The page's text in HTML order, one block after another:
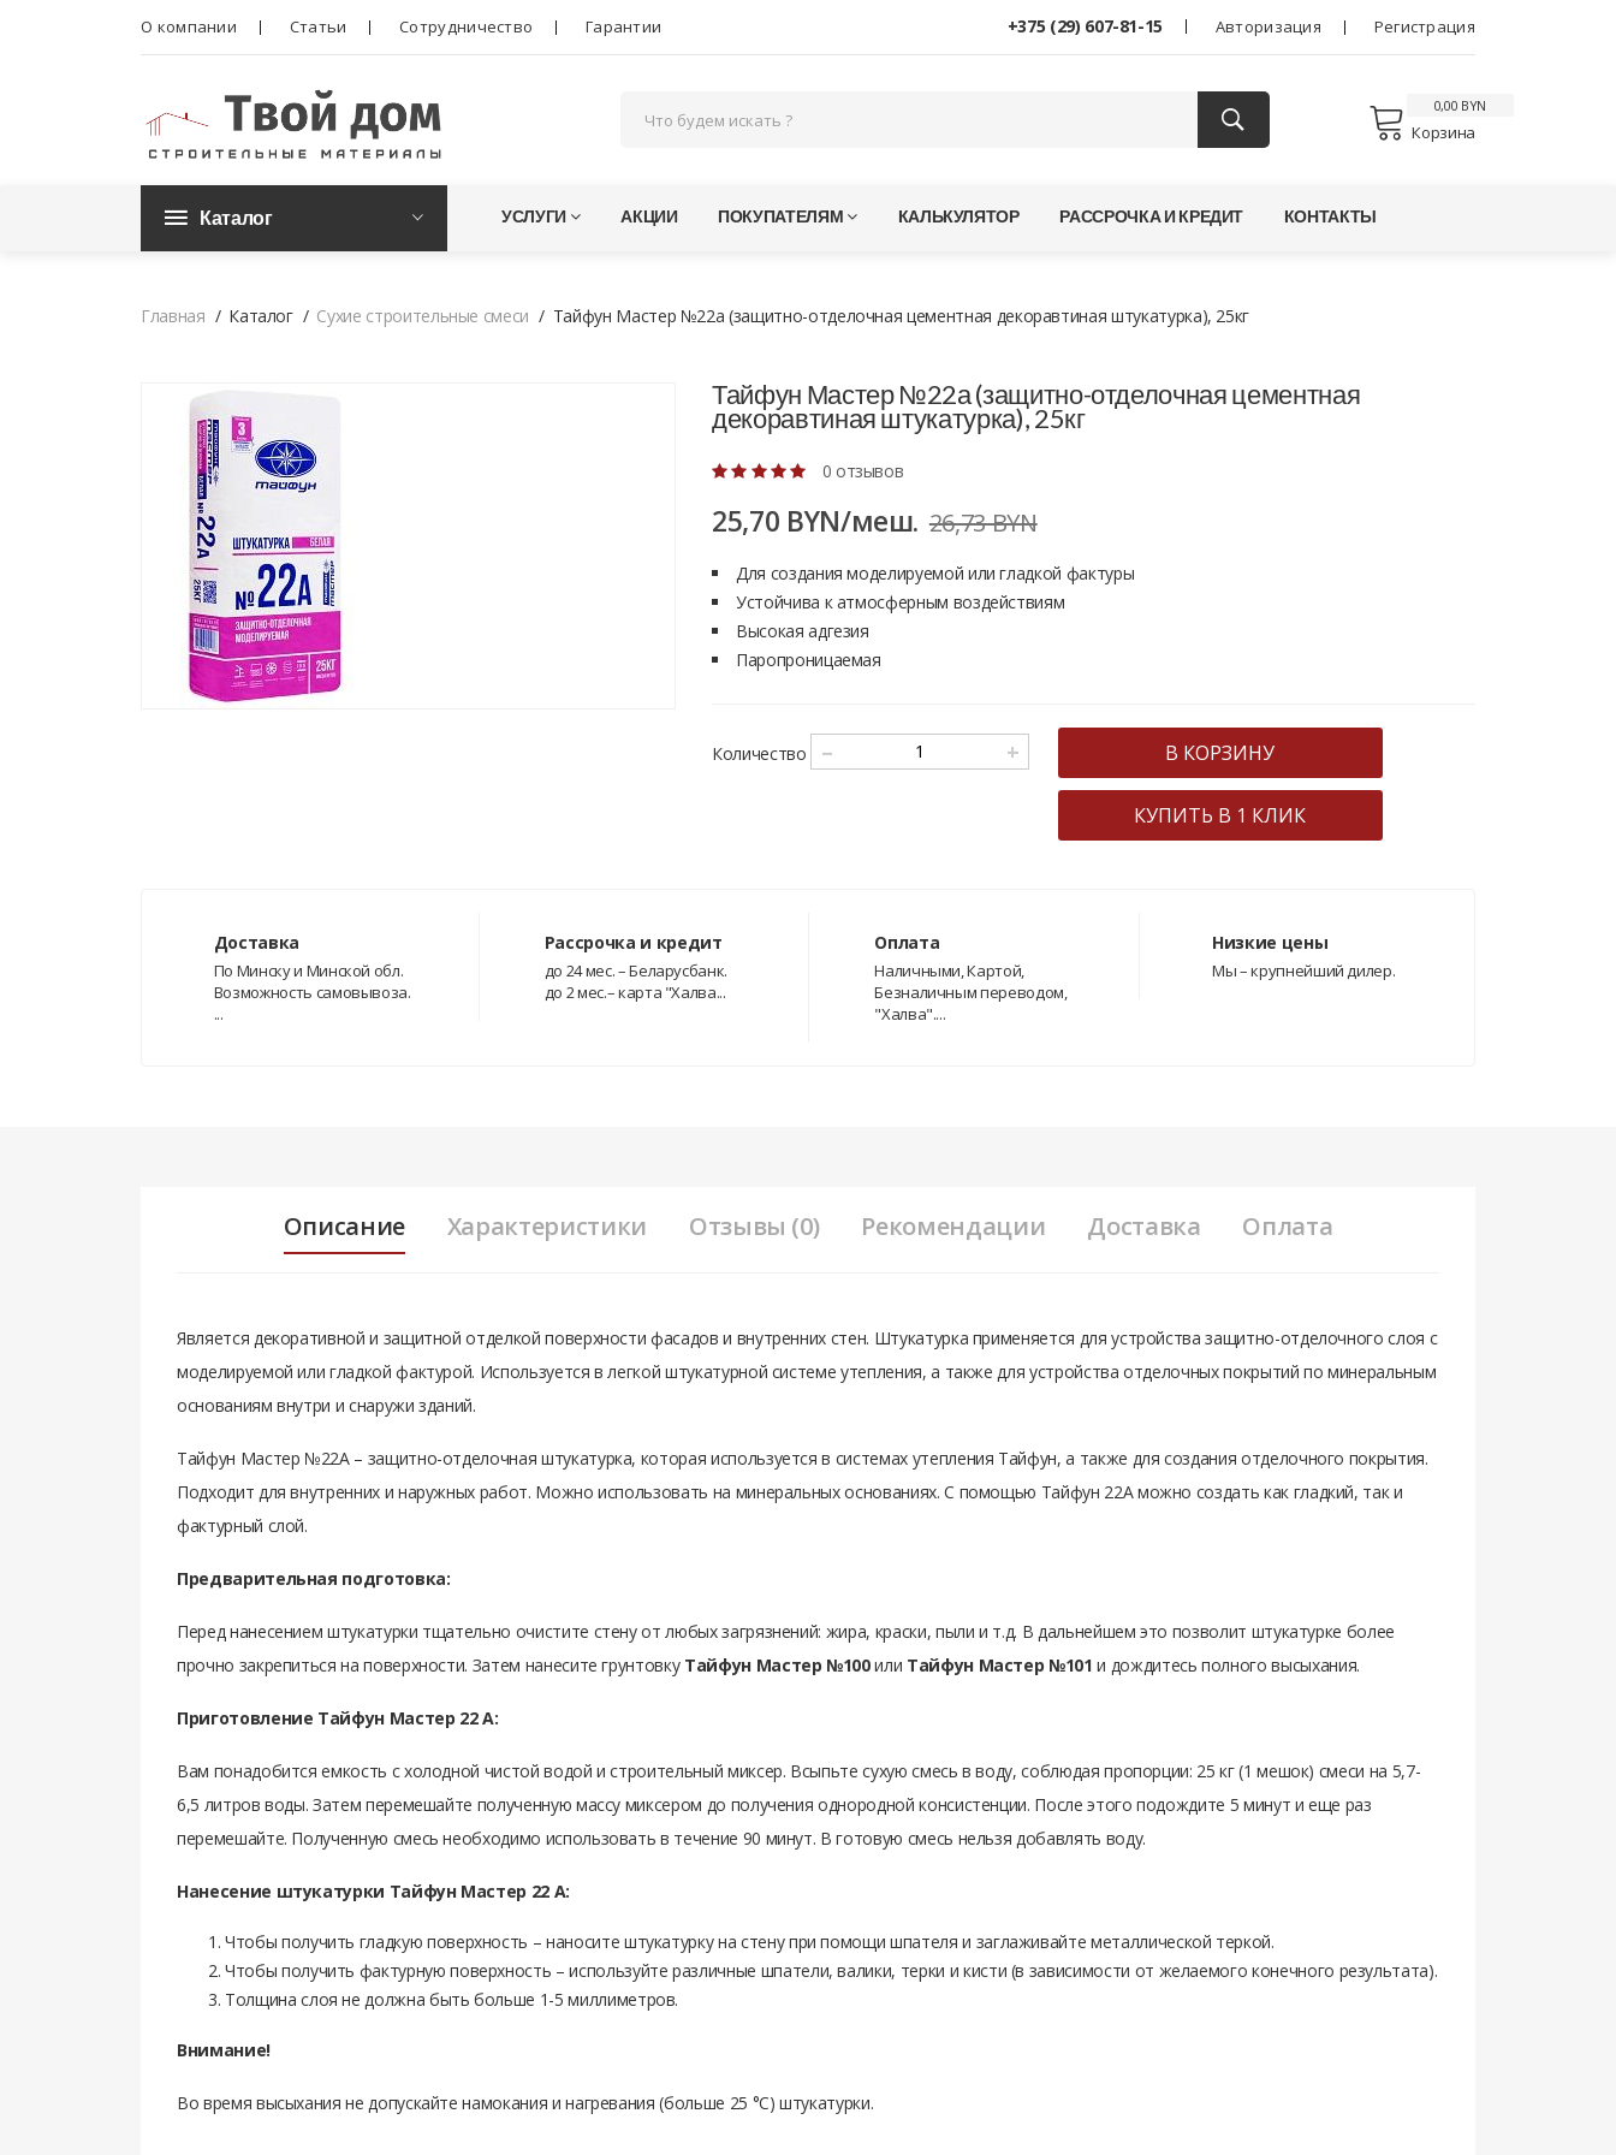
О компании Статьи Сотрудничество Гарантии +375 (29) 607-81-15 Авторизация Регистрация
Корзина
0,00 BYN
Каталог УСЛУГИ АКЦИИ ПОКУПАТЕЛЯМ КАЛЬКУЛЯТОР РАССРОЧКА И КРЕДИТ КОНТАКТЫ
Главная Каталог Сухие строительные смеси Тайфун Мастер №22а (защитно-отделочная цементная декоравтиная штукатурка), 25кг
Тайфун Мастер №22а (защитно-отделочная цементная
декоравтиная штукатурка), 25кг
0 отзывов
25,70 BYN/меш. 26,73 BYN
Для создания моделируемой или гладкой фактуры
Устойчива к атмосферным воздействиям
Высокая адгезия
Паропроницаемая
Количество – + В КОРЗИНУ
КУПИТЬ В 1 КЛИК
Доставка
По Минску и Минской обл.
Возможность самовывоза.
...
Рассрочка и кредит
до 24 мес. – Беларусбанк.
до 2 мес.– карта "Халва...
Оплата
Наличными, Картой,
Безналичным переводом,
"Халва"....
Низкие цены
Мы – крупнейший дилер.
Описание Характеристики Отзывы (0) Рекомендации Доставка Оплата
Является декоративной и защитной отделкой поверхности фасадов и внутренних стен. Штукатурка применяется для устройства защитно-отделочного слоя с
моделируемой или гладкой фактурой. Используется в легкой штукатурной системе утепления, а также для устройства отделочных покрытий по минеральным
основаниям внутри и снаружи зданий.
Тайфун Мастер №22А – защитно-отделочная штукатурка, которая используется в системах утепления Тайфун, а также для создания отделочного покрытия.
Подходит для внутренних и наружных работ. Можно использовать на минеральных основаниях. С помощью Тайфун 22А можно создать как гладкий, так и
фактурный слой.
Предварительная подготовка:
Перед нанесением штукатурки тщательно очистите стену от любых загрязнений: жира, краски, пыли и т.д. В дальнейшем это позволит штукатурке более
прочно закрепиться на поверхности. Затем нанесите грунтовку Тайфун Мастер №100или Тайфун Мастер №101 и дождитесь полного высыхания.
Приготовление Тайфун Мастер 22 А:
Вам понадобится емкость с холодной чистой водой и строительный миксер. Всыпьте сухую смесь в воду, соблюдая пропорции: 25 кг (1 мешок) смеси на 5,7-
6,5 литров воды. Затем перемешайте полученную массу миксером до получения однородной консистенции. После этого подождите 5 минут и еще раз
перемешайте. Полученную смесь необходимо использовать в течение 90 минут. В готовую смесь нельзя добавлять воду.
Нанесение штукатурки Тайфун Мастер 22 А:
Чтобы получить гладкую поверхность – наносите штукатурку на стену при помощи шпателя и заглаживайте металлической теркой.
Чтобы получить фактурную поверхность – используйте различные шпатели, валики, терки и кисти (в зависимости от желаемого конечного результата).
Толщина слоя не должна быть больше 1-5 миллиметров.
Внимание!
Во время высыхания не допускайте намокания и нагревания (больше 25 °С) штукатурки.